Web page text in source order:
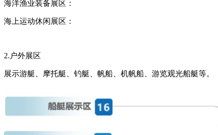
海洋渔业装备展区：
海上运动休闲展区：
2.户外展区
展示游艇、摩托艇、钓艇、帆船、机帆船、游览观光船艇等。